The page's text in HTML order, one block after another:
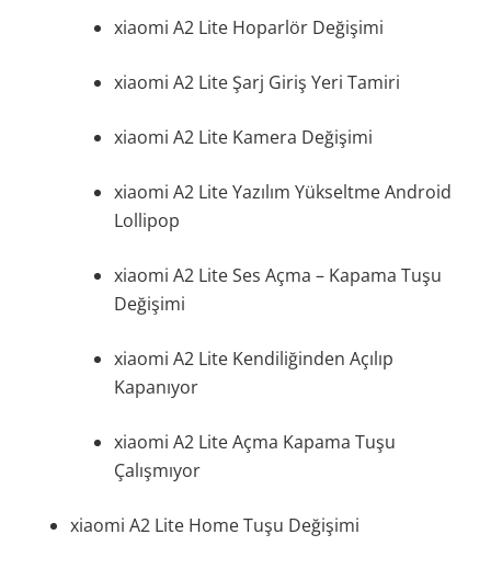
xiaomi A2 Lite Hoparlör Değişimi
xiaomi A2 Lite Şarj Giriş Yeri Tamiri
xiaomi A2 Lite Kamera Değişimi
xiaomi A2 Lite Yazılım Yükseltme Android
Lollipop
xiaomi A2 Lite Ses Açma – Kapama Tuşu
Değişimi
xiaomi A2 Lite Kendiliğinden Açılıp
Kapanıyor
xiaomi A2 Lite Açma Kapama Tuşu
Çalışmıyor
xiaomi A2 Lite Home Tuşu Değişimi